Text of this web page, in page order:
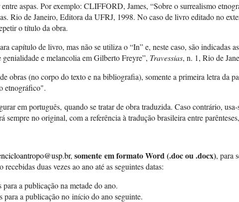
aspas. Por exemplo: CLIFFORD, James, “Sobre o surrealismo
Rio de Janeiro, Editora da UFRJ, 1998. No caso de livro editado no
o título da obra.
capítulo de livro, mas não se utiliza o “In” e, neste caso, são
e melancolia em Gilberto Freyre”, Travessias, n. 1, Rio de
obras (no corpo do texto e na bibliografia), somente a primeira letra da
etnográfico".
em português, quando se tratar de obra traduzida. Caso contrário,
no original, com a referência à tradução brasileira entre
, somente em formato Word (.doc ou .docx), para
duas vezes ao ano até as seguintes datas:
a publicação na metade do ano.
para a publicação no início do ano seguinte.